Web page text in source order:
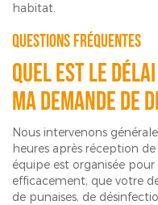
habitat.
Questions fréquentes
Quel est le
ma demande de
Nous intervenons
heures après réception
équipe est organisée
efficacement, que votre
de punaises, de